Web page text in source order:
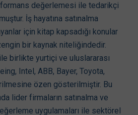
değerlemesi ile tedarikçi
İş hayatına satınalma
için kitap kapsadığı konular
bir kaynak niteliğindedir.
birlikte yurtiçi ve uluslararası
Intel, ABB, Bayer, Toyota,
özen gösterilmiştir. Bu
lider firmaların satınalma ve
uygulamaları ile sektörel